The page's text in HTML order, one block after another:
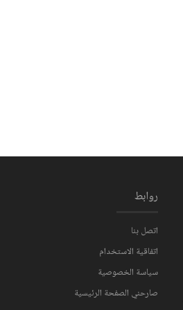
روابط
اتصل بنا
اتفاقية الاستخدام
سياسة الخصوصية
صارحني الصفحة الرئيسية